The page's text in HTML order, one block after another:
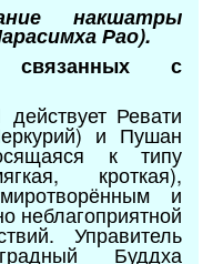
накшатры
Рао).
связанных с
Ревати
и Пушан
к типу
кроткая),
и
неблагоприятной
Управитель
Буддха